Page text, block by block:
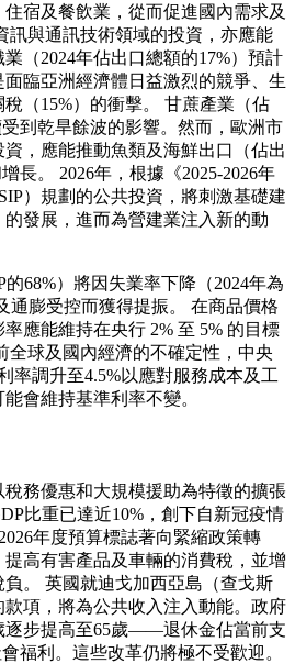
宿及餐飲業，從而促進國內需求及
訊與通訊技術領域的投資，亦應能
（2024年佔出口總額的17%）預計
臨亞洲經濟體日益激烈的競爭、生
（15%）的衝擊。 甘蔗產業（佔
到乾旱餘波的影響。然而，歐洲市
，應能推動魚類及海鮮出口（佔出
長。 2026年，根據《2025-2026年
）規劃的公共投資，將刺激基礎建
發展，進而為營建業注入新的動
68%）將因失業率下降（2024年為
通膨受控而獲得提振。 在商品價格
應能維持在央行 2% 至 5% 的目標
全球及國內經濟的不確定性，中央
率調升至4.5%以應對服務成本及工
會維持基準利率不變。
稅務優惠和大規模援助為特徵的擴張
比重已達近10%，創下自新冠疫情
年度預算標誌著向緊縮政策轉
高有害產品及車輛的消費稅，並增
。 英國就迪戈加西亞島（查戈斯
項，將為公共收入注入動能。政府
逐步提高至65歲——退休金佔當前支
福利。這些改革仍將極不受歡迎。